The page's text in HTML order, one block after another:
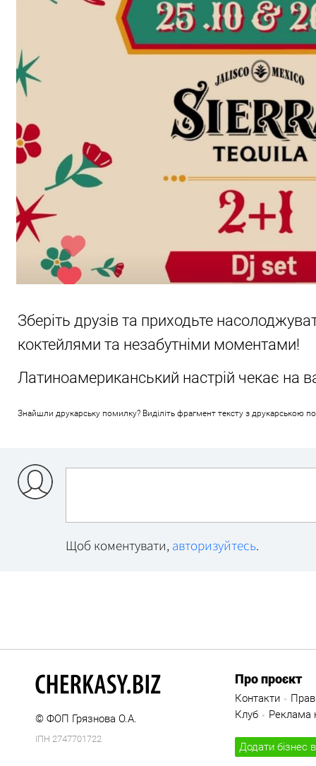
Зберіть друзів та приходьте
коктейлями та незабутніми моментами!
Латиноамериканський настрій чекає на
Знайшли друкарську помилку? Виділіть фрагмент тексту з друкарською
Щоб коментувати, авторизуйтесь.
© ФОП Грязнова О.А.
ІПН 2747701722
Про проєкт
Контакти
Клуб
Реклама
Додати бізнес